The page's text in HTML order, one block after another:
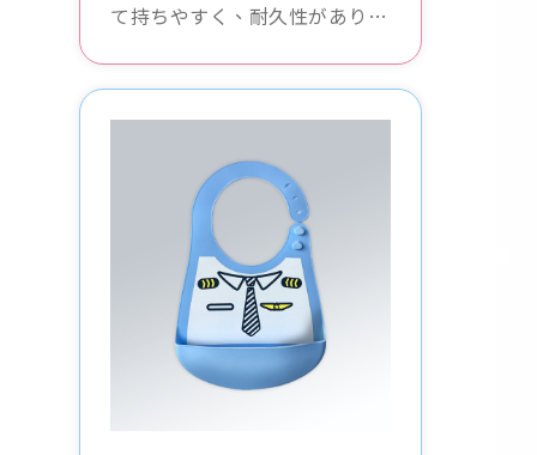
て持ちやすく、耐久性があり、
のに適しており、食事をより楽